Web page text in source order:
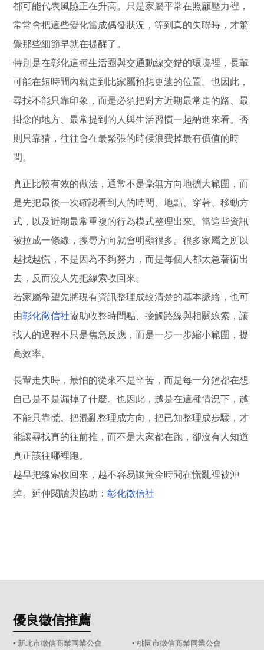
都可能代表風險正在升高。只是家屬平常在照顧壓力裡，
常常會把這些變化當成偶發狀況，等到真的失聯時，才驚
覺那些細節早就在提醒了。
特別是在彰化這種生活圈與交通動線交錯的環境裡，長輩
可能在短時間內就走到比家屬預想更遠的位置。也因此，
尋找不能只靠印象，而是必須把對方近期最常走的路、最
掛念的地方、最常提到的人與生活習慣一起納進來看。否
則只靠猜，往往會在最緊張的時候浪費掉最有價值的時
間。
真正比較有效的做法，通常不是毫無方向地擴大範圍，而
是先把最後一次確認看到人的時間、地點、穿著、移動方
式，以及近期最常重複的行為模式整理出來。當這些資訊
被拉成一條線，搜尋方向就會明顯很多。很多家屬之所以
越找越慌，不是因為不夠努力，而是每個人都太急著衝出
去，反而沒人先把線索收回來。
若家屬希望先將現有資訊整理成較清楚的基本脈絡，也可
由彰化徵信社協助收整時間點、接觸路線與相關線索，讓
找人的過程不只是焦急反應，而是一步一步縮小範圍，提
高效率。
長輩走失時，最怕的從來不是辛苦，而是每一分鐘都在想
自己是不是漏掉了什麼。也因此，越是在這種情況下，越
不能只靠慌。把混亂整理成方向，把已知整理成步驟，才
能讓尋找真的往前推，而不是大家都在跑，卻沒有人知道
真正該往哪裡跑。
越早把線索收回來，越不容易讓黃金時間在慌亂裡被沖
掉。延伸閱讀與協助：彰化徵信社
優良徵信推薦
▪ 新北市徵信商業同業公會 ▪ 桃園市徵信商業同業公會